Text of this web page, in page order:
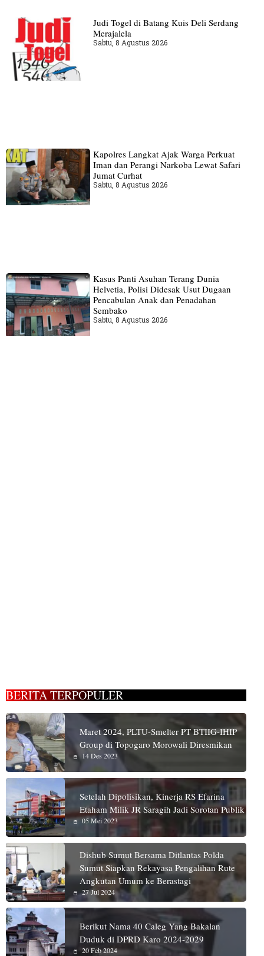
Judi Togel di Batang Kuis Deli Serdang
Merajalela
Sabtu, 8 Agustus 2026
Kapolres Langkat Ajak Warga Perkuat
Iman dan Perangi Narkoba Lewat Safari
Jumat Curhat
Sabtu, 8 Agustus 2026
Kasus Panti Asuhan Terang Dunia
Helvetia, Polisi Didesak Usut Dugaan
Pencabulan Anak dan Penadahan
Sembako
Sabtu, 8 Agustus 2026
BERITA TERPOPULER
Maret 2024, PLTU-Smelter PT BTIIG-IHIP
Group di Topogaro Morowali Diresmikan
14 Des 2023
Setelah Dipolisikan, Kinerja RS Efarina
Etaham Milik JR Saragih Jadi Sorotan Publik
05 Mei 2023
Dishub Sumut Bersama Ditlantas Polda
Sumut Siapkan Rekayasa Pengalihan Rute
Angkutan Umum ke Berastagi
27 Jul 2024
Berikut Nama 40 Caleg Yang Bakalan
Duduk di DPRD Karo 2024-2029
20 Feb 2024